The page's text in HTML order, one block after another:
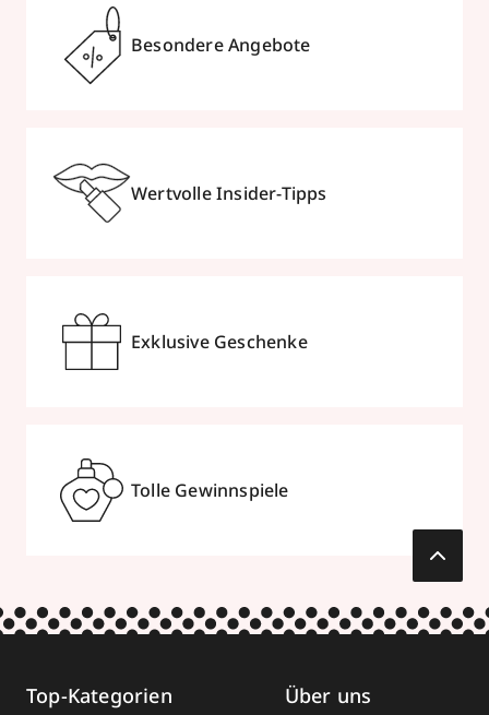
Besondere Angebote
Wertvolle Insider-Tipps
Exklusive Geschenke
Tolle Gewinnspiele
Top-Kategorien Über uns